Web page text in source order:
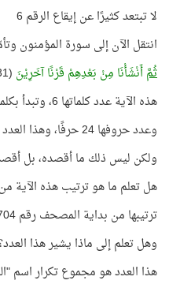
لا تبتعد كثيرًا عن إيقاع الرقم 6
انتقل الآن إلى سورة المؤمنون
ثُمَّأَنْشَأْنَا مِنْ بَعْدِهِمْ قَرْنًا آخَرِيْنَ (31) المؤمنون
هذه الآية عدد كلماتها 6، وتبدأ بكلمة (ثُمَّ)!
وعدد حروفها 24 حرفًا، وهذا العدد = 6 × 4
ولكن ليس ذلك ما أقصده، بل
هل تعلم ما هو ترتيب هذه الآية
ترتيبها من بداية المصحف رقم 2704
وهل تعلم إلى ماذا يشير هذا
هذا العدد هو مجموع تكرار اسم